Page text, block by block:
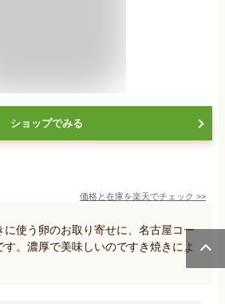
ショップでみる
価格と在庫を楽天でチェック >>
に使う卵のお取り寄せに、名古屋コー
。濃厚で美味しいのですき焼きによ